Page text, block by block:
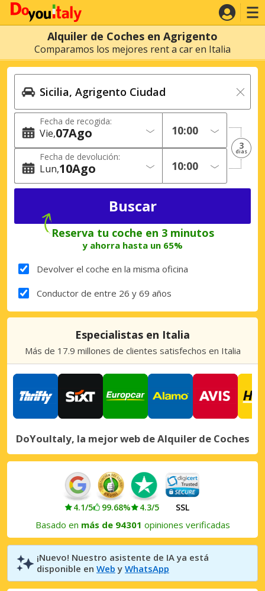
Alquiler de Coches en Agrigento
Comparamos los mejores rent a car en Italia
Fecha de recogida:
Vie 07Ago
Fecha de devolución:
Lun 10Ago
3
dias
Reserva tu coche en 3 minutos
y ahorra hasta un 65%
Devolver el coche en la misma oficina
Conductor de entre 26 y 69 años
Especialistas en Italia
Más de 17.9 millones de clientes satisfechos en Italia
DoYouItaly, la mejor web de Alquiler de Coches
4.1/5 99.68% 4.3/5 SSL
Basado en más de 94301 opiniones verificadas
¡Nuevo! Nuestro asistente de IA ya está
disponible en Web y WhatsApp